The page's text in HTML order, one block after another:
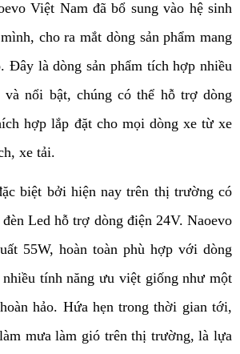
Việt Nam đã bổ sung vào hệ sinh
cho ra mắt dòng sản phẩm mang
Đây là dòng sản phẩm tích hợp nhiều
và nổi bật, chúng có thể hỗ trợ dòng
hợp lắp đặt cho mọi dòng xe từ xe
xe tải.
biệt bởi hiện nay trên thị trường có
Led hỗ trợ dòng điện 24V. Naoevo
55W, hoàn toàn phù hợp với dòng
tính năng ưu việt giống như một
hảo. Hứa hẹn trong thời gian tới,
mưa làm gió trên thị trường, là lựa